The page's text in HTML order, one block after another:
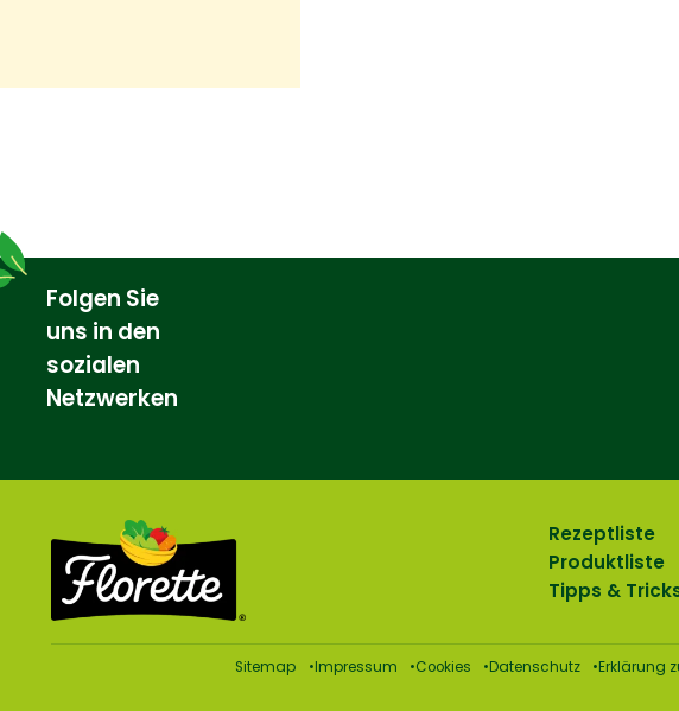
Folgen Sie
uns in den
sozialen
Netzwerken
Rezeptliste
Produktliste
Tipps &
Sitemap Impressum Cookies Datenschutz Erklärung